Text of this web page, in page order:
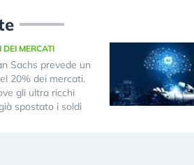
MERCATI
Sachs prevede un
20% dei mercati.
gli ultra ricchi
spostato i soldi